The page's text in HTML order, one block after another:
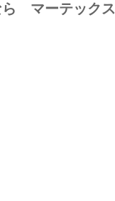
ら マーテックス